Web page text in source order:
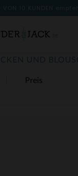
VON 10 KUNDEN
UND